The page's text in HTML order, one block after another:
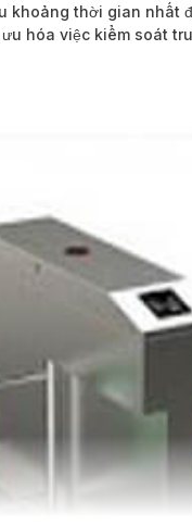
khoảng thời gian nhất
hóa việc kiểm soát